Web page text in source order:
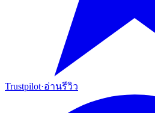
Trustpilot·อ่านรีวิว